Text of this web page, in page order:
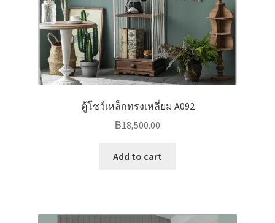
ตู้โชว์เหล็กทรงเหลี่ยม A092
฿18,500.00
Add to cart